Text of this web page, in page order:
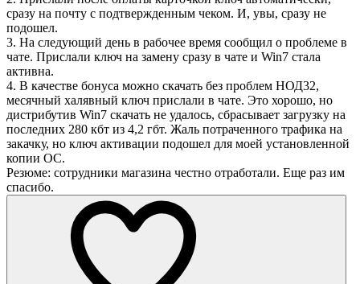
сразу на почту с подтвержденным чеком. И, увы, сразу не
подошел.
3. На следующий день в рабочее время сообщил о проблеме в
чате. Прислали ключ на замену сразу в чате и Win7 стала
активна.
4. В качестве бонуса можно скачать без проблем НОД32,
месячный халявный ключ прислали в чате. Это хорошо, но
дистрибутив Win7 скачать не удалось, сбрасывает загрузку на
последних 280 кбт из 4,2 гбт. Жаль потраченного трафика на
закачку, но ключ активации подошел для моей установленной
копии ОС.
Резюме: сотрудники магазина честно отработали. Еще раз им
спасибо.